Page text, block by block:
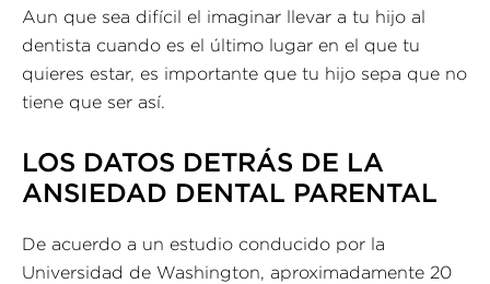
Aun que sea difícil el imaginar llevar a tu hijo al
dentista cuando es el último lugar en el que tu
quieres estar, es importante que tu hijo sepa que no
tiene que ser así.
LOS DATOS DETRÁS DE LA
ANSIEDAD DENTAL PARENTAL
De acuerdo a un estudio conducido por la
Universidad de Washington, aproximadamente 20